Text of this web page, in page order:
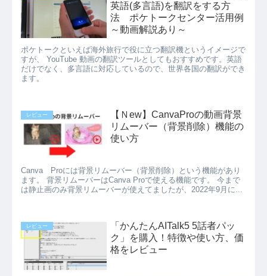
英語(多言語)を翻訳をする方
法 ポケトークセンター活用例
～動画解説あり～
ポケトークといえば海外旅行で役に立つ翻訳機というイメージで
すが、 YouTube 動画の翻訳ツールとしてもおすすめです。英語
だけでなく、多言語に対応しているので、世界各国の翻訳ができ
ます。
レビュー
【Ｎew】CanvaProの動画背景
リムーバー（背景削除）機能の
使い方
Canva Proには背景リムーバー（背景削除）という機能があり
ます。 背景リムーバーはCanva Proで使える機能です。 今まで
は静止画のみ背景リムーバーが使えてましたが、2022年9月に...
レビュー
「かんたんAITalk5 5話者パッ
ク」を購入！特徴や使い方、価
格をレビュー